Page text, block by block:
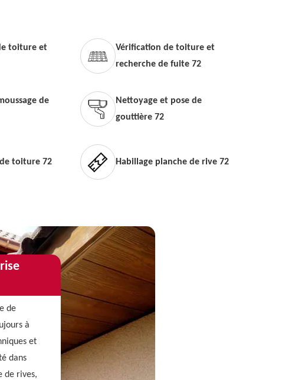
toiture et
Vérification de toiture et
recherche de fuite 72
de
Nettoyage et pose de
gouttière 72
toiture 72 Habillage planche de rive 72
de
à
et
dans
de rives,